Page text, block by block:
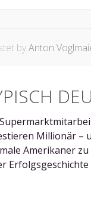
byAnton
Millionär –
Amerikaner
Erfolgsgeschichte